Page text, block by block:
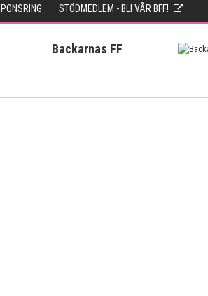
STÖDMEDLEM - BLI VÅR BFF!
Backarnas FF